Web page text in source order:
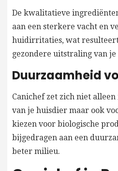
De kwalitatieve
aan een sterkere vacht en
huidirritaties, wat
gezondere uitstraling van
Duurzaamheid
Canichef zet zich niet
van je huisdier maar ook
kiezen voor biologische
bijgedragen aan een
beter milieu.